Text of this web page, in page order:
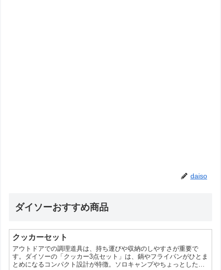
daiso
ダイソーおすすめ商品
クッカーセット
アウトドアでの調理道具は、持ち運びや収納のしやすさが重要で
す。ダイソーの「クッカー3点セット」は、鍋やフライパンがひとま
とめになるコンパクト設計が特徴。ソロキャンプやちょっとした外